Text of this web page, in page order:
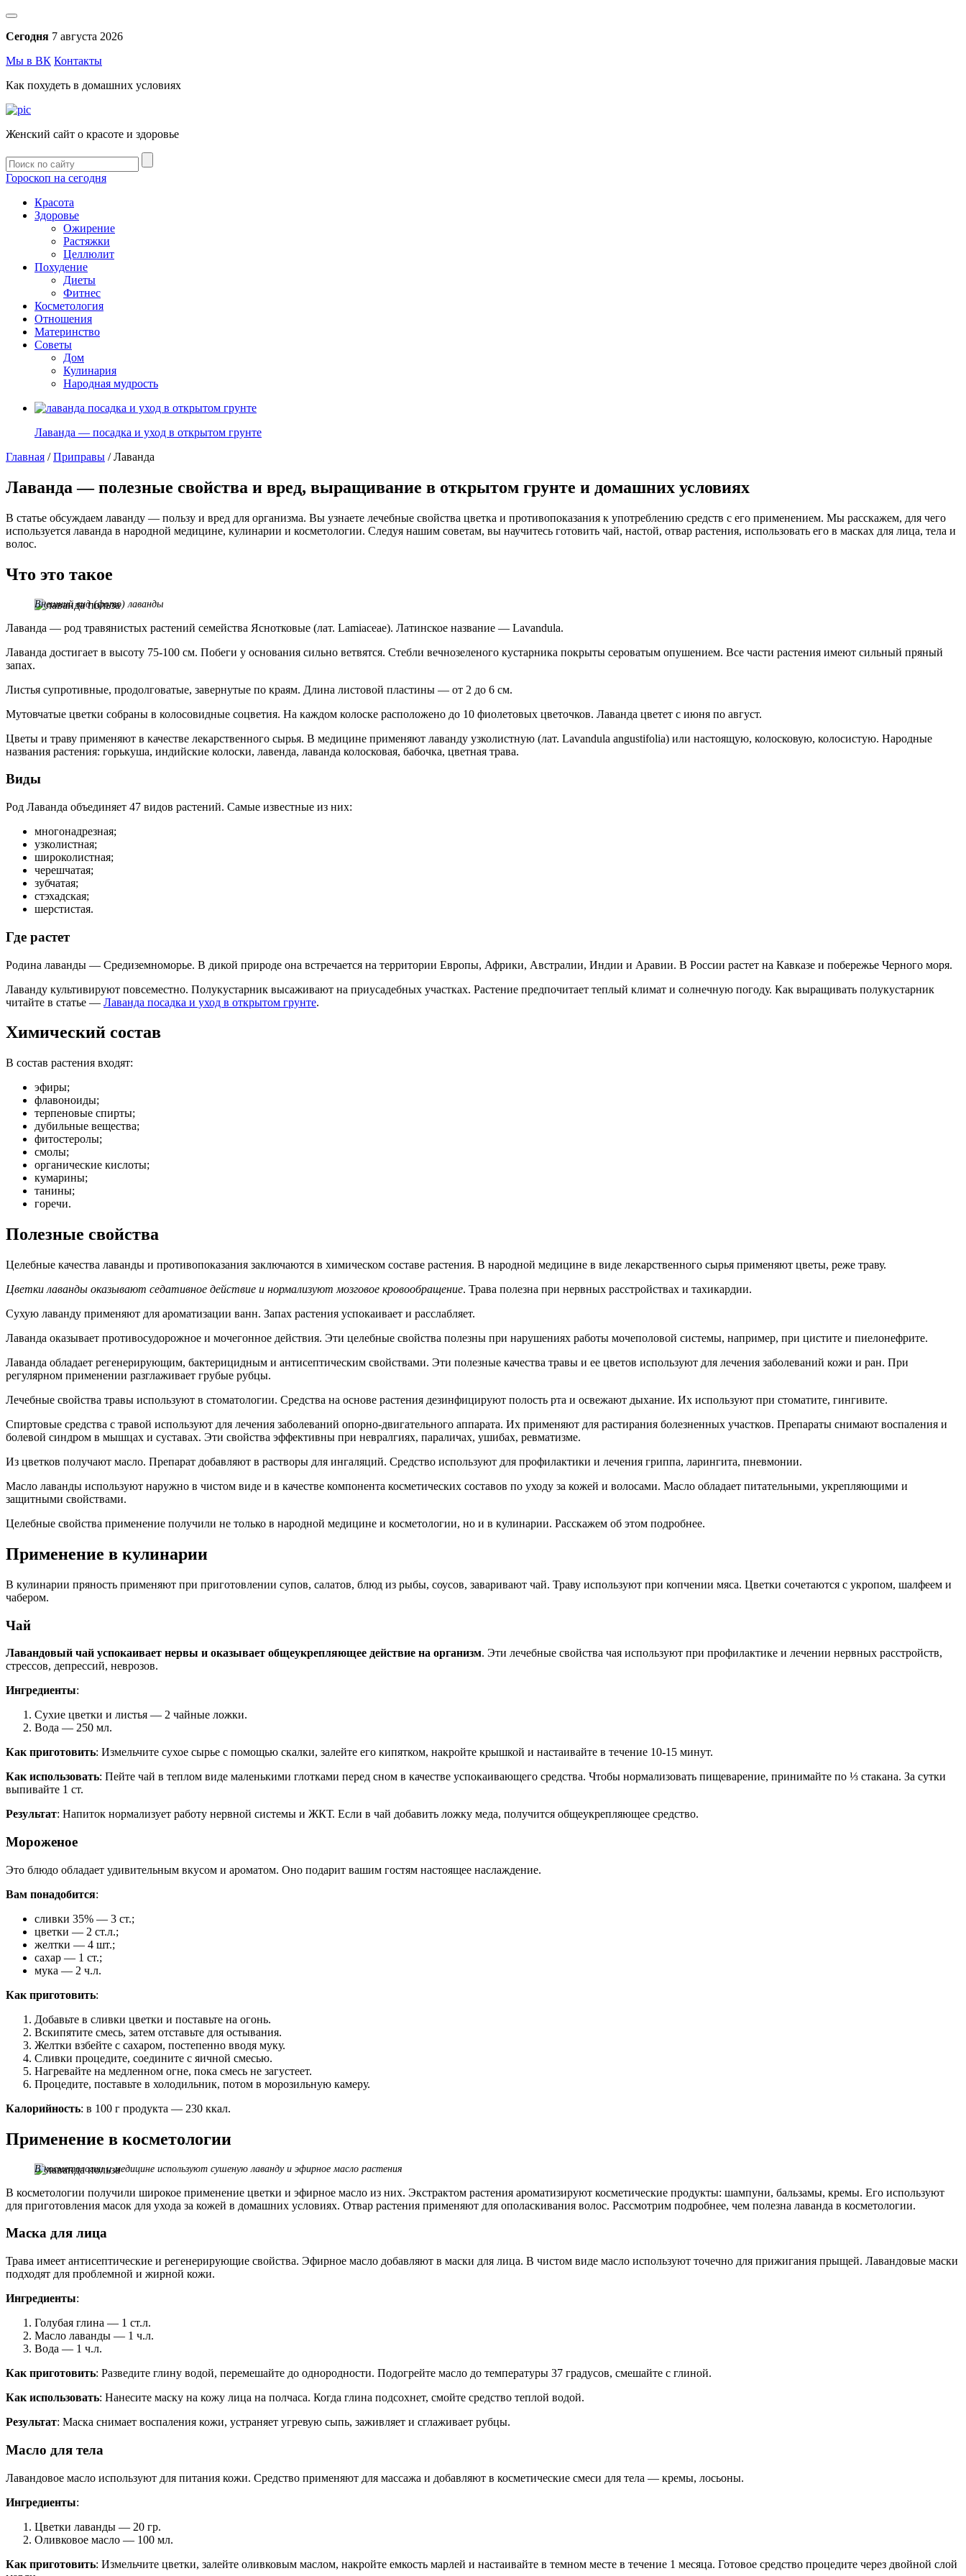
Сегодня 7 августа 2026
Мы в ВК Контакты
Как похудеть в домашних условиях
Женский сайт о красоте и здоровье
Гороскоп на сегодня
Красота
Здоровье
Ожирение
Растяжки
Целлюлит
Похудение
Диеты
Фитнес
Косметология
Отношения
Материнство
Советы
Дом
Кулинария
Народная мудрость
Лаванда — посадка и уход в открытом грунте
Главная /Приправы /Лаванда
Лаванда — полезные свойства и вред, выращивание в открытом грунте и домашних условиях
В статье обсуждаем лаванду — пользу и вред для организма. Вы узнаете лечебные свойства цветка и противопоказания к употреблению средств с его применением. Мы расскажем, для чего
используется лаванда в народной медицине, кулинарии и косметологии. Следуя нашим советам, вы научитесь готовить чай, настой, отвар растения, использовать его в масках для лица, тела и
волос.
Что это такое
Внешний вид (фото) лаванды
Лаванда — род травянистых растений семейства Яснотковые (лат. Lamiaceae). Латинское название — Lavandula.
Лаванда достигает в высоту 75-100 см. Побеги у основания сильно ветвятся. Стебли вечнозеленого кустарника покрыты сероватым опушением. Все части растения имеют сильный пряный
запах.
Листья супротивные, продолговатые, завернутые по краям. Длина листовой пластины — от 2 до 6 см.
Мутовчатые цветки собраны в колосовидные соцветия. На каждом колоске расположено до 10 фиолетовых цветочков. Лаванда цветет с июня по август.
Цветы и траву применяют в качестве лекарственного сырья. В медицине применяют лаванду узколистную (лат. Lavandula angustifolia) или настоящую, колосковую, колосистую. Народные
названия растения: горькуша, индийские колоски, лавенда, лаванда колосковая, бабочка, цветная трава.
Виды
Род Лаванда объединяет 47 видов растений. Самые известные из них:
многонадрезная;
узколистная;
широколистная;
черешчатая;
зубчатая;
стэхадская;
шерстистая.
Где растет
Родина лаванды — Средиземноморье. В дикой природе она встречается на территории Европы, Африки, Австралии, Индии и Аравии. В России растет на Кавказе и побережье Черного моря.
Лаванду культивируют повсеместно. Полукустарник высаживают на приусадебных участках. Растение предпочитает теплый климат и солнечную погоду. Как выращивать полукустарник
читайте в статье — Лаванда посадка и уход в открытом грунте.
Химический состав
В состав растения входят:
эфиры;
флавоноиды;
терпеновые спирты;
дубильные вещества;
фитостеролы;
смолы;
органические кислоты;
кумарины;
танины;
горечи.
Полезные свойства
Целебные качества лаванды и противопоказания заключаются в химическом составе растения. В народной медицине в виде лекарственного сырья применяют цветы, реже траву.
Цветки лаванды оказывают седативное действие и нормализуют мозговое кровообращение. Трава полезна при нервных расстройствах и тахикардии.
Сухую лаванду применяют для ароматизации ванн. Запах растения успокаивает и расслабляет.
Лаванда оказывает противосудорожное и мочегонное действия. Эти целебные свойства полезны при нарушениях работы мочеполовой системы, например, при цистите и пиелонефрите.
Лаванда обладает регенерирующим, бактерицидным и антисептическим свойствами. Эти полезные качества травы и ее цветов используют для лечения заболеваний кожи и ран. При
регулярном применении разглаживает грубые рубцы.
Лечебные свойства травы используют в стоматологии. Средства на основе растения дезинфицируют полость рта и освежают дыхание. Их используют при стоматите, гингивите.
Спиртовые средства с травой используют для лечения заболеваний опорно-двигательного аппарата. Их применяют для растирания болезненных участков. Препараты снимают воспаления и
болевой синдром в мышцах и суставах. Эти свойства эффективны при невралгиях, параличах, ушибах, ревматизме.
Из цветков получают масло. Препарат добавляют в растворы для ингаляций. Средство используют для профилактики и лечения гриппа, ларингита, пневмонии.
Масло лаванды используют наружно в чистом виде и в качестве компонента косметических составов по уходу за кожей и волосами. Масло обладает питательными, укрепляющими и
защитными свойствами.
Целебные свойства применение получили не только в народной медицине и косметологии, но и в кулинарии. Расскажем об этом подробнее.
Применение в кулинарии
В кулинарии пряность применяют при приготовлении супов, салатов, блюд из рыбы, соусов, заваривают чай. Траву используют при копчении мяса. Цветки сочетаются с укропом, шалфеем и
чабером.
Чай
Лавандовый чай успокаивает нервы и оказывает общеукрепляющее действие на организм. Эти лечебные свойства чая используют при профилактике и лечении нервных расстройств,
стрессов, депрессий, неврозов.
Ингредиенты:
Сухие цветки и листья — 2 чайные ложки.
Вода — 250 мл.
Как приготовить: Измельчите сухое сырье с помощью скалки, залейте его кипятком, накройте крышкой и настаивайте в течение 10-15 минут.
Как использовать: Пейте чай в теплом виде маленькими глотками перед сном в качестве успокаивающего средства. Чтобы нормализовать пищеварение, принимайте по ⅓ стакана. За сутки
выпивайте 1 ст.
Результат: Напиток нормализует работу нервной системы и ЖКТ. Если в чай добавить ложку меда, получится общеукрепляющее средство.
Мороженое
Это блюдо обладает удивительным вкусом и ароматом. Оно подарит вашим гостям настоящее наслаждение.
Вам понадобится:
сливки 35% — 3 ст.;
цветки — 2 ст.л.;
желтки — 4 шт.;
сахар — 1 ст.;
мука — 2 ч.л.
Как приготовить:
Добавьте в сливки цветки и поставьте на огонь.
Вскипятите смесь, затем отставьте для остывания.
Желтки взбейте с сахаром, постепенно вводя муку.
Сливки процедите, соедините с яичной смесью.
Нагревайте на медленном огне, пока смесь не загустеет.
Процедите, поставьте в холодильник, потом в морозильную камеру.
Калорийность: в 100 г продукта — 230 ккал.
Применение в косметологии
В косметологии и медицине используют сушеную лаванду и эфирное масло растения
В косметологии получили широкое применение цветки и эфирное масло из них. Экстрактом растения ароматизируют косметические продукты: шампуни, бальзамы, кремы. Его используют
для приготовления масок для ухода за кожей в домашних условиях. Отвар растения применяют для ополаскивания волос. Рассмотрим подробнее, чем полезна лаванда в косметологии.
Маска для лица
Трава имеет антисептические и регенерирующие свойства. Эфирное масло добавляют в маски для лица. В чистом виде масло используют точечно для прижигания прыщей. Лавандовые маски
подходят для проблемной и жирной кожи.
Ингредиенты:
Голубая глина — 1 ст.л.
Масло лаванды — 1 ч.л.
Вода — 1 ч.л.
Как приготовить: Разведите глину водой, перемешайте до однородности. Подогрейте масло до температуры 37 градусов, смешайте с глиной.
Как использовать: Нанесите маску на кожу лица на полчаса. Когда глина подсохнет, смойте средство теплой водой.
Результат: Маска снимает воспаления кожи, устраняет угревую сыпь, заживляет и сглаживает рубцы.
Масло для тела
Лавандовое масло используют для питания кожи. Средство применяют для массажа и добавляют в косметические смеси для тела — кремы, лосьоны.
Ингредиенты:
Цветки лаванды — 20 гр.
Оливковое масло — 100 мл.
Как приготовить: Измельчите цветки, залейте оливковым маслом, накройте емкость марлей и настаивайте в темном месте в течение 1 месяца. Готовое средство процедите через двойной слой